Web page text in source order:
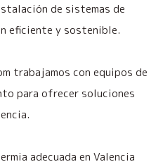
de sistemas de
eficiente y sostenible.
trabajamos con equipos de
para ofrecer soluciones
adecuada en Valencia